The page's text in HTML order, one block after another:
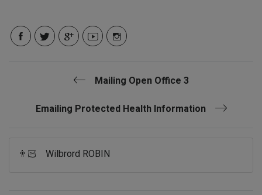
Mailing Open Office 3
Emailing Protected Health Information
👨🏻 Wilbrord ROBIN